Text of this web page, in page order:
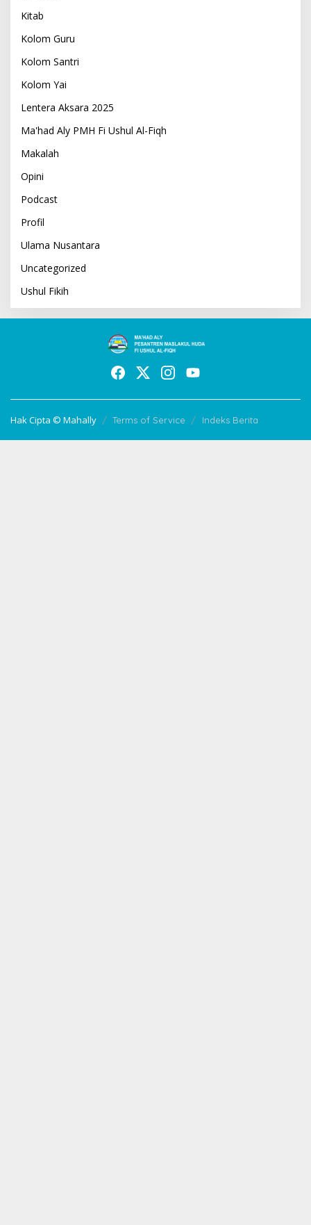
Kitab
Kolom Guru
Kolom Santri
Kolom Yai
Lentera Aksara 2025
Ma'had Aly PMH Fi Ushul Al-Fiqh
Makalah
Opini
Podcast
Profil
Ulama Nusantara
Uncategorized
Ushul Fikih
Hak Cipta © Mahally Terms of Service Indeks Berita